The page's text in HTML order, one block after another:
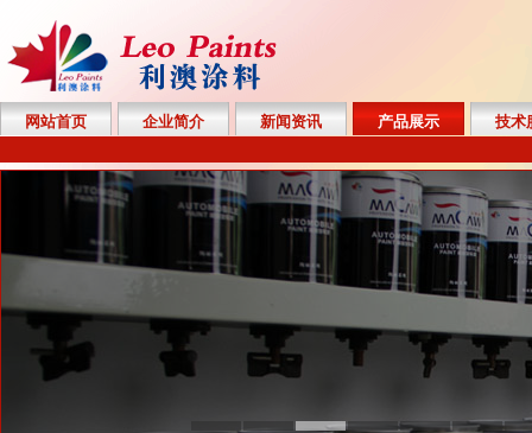
网站首页 企业简介 新闻资讯 产品展示 技术